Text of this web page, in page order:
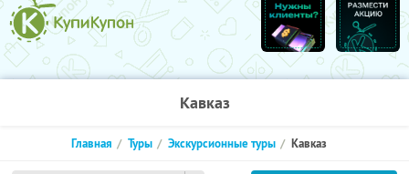
Кавказ
Главная Туры Экскурсионные туры Кавказ